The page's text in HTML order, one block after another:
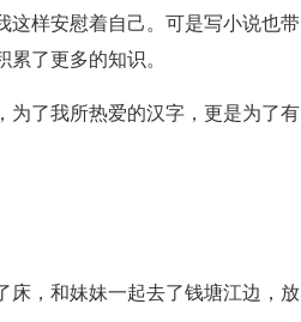
这样安慰着自己。可是写小说也带
了更多的知识。
为了我所热爱的汉字，更是为了有
床，和妹妹一起去了钱塘江边，放